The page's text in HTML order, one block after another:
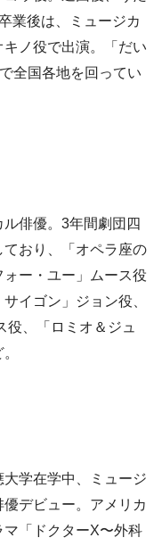
業後は、ミュージカ
ノ役で出演。「だい
全国各地を回ってい
ル俳優。3年間劇団四
おり、「オペラ座の
ー・ユー」ムース役
イゴン」ジョン役、
役、「ロミオ＆ジュ
学在学中、ミュージ
デビュー。アメリカ
「ドクターX〜外科